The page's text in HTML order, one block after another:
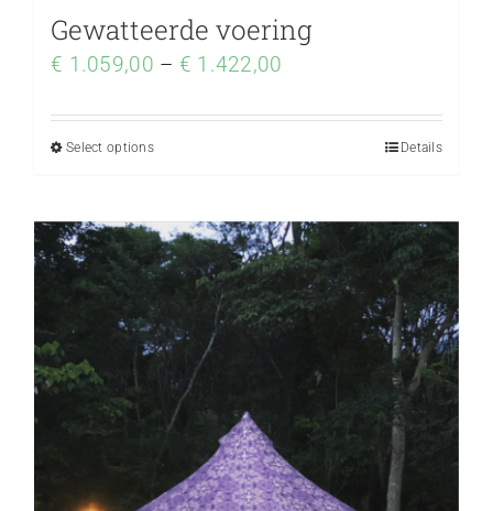
Gewatteerde voering
€ 1.059,00 – € 1.422,00
Select options Details